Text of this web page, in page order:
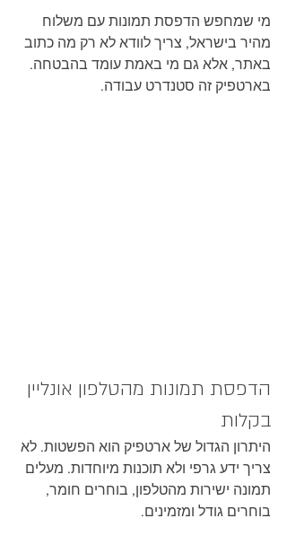
מי שמחפש הדפסת תמונות עם משלוח
מהיר בישראל, צריך לוודא לא רק מה כתוב
באתר, אלא גם מי באמת עומד בהבטחה.
בארטפיק זה סטנדרט עבודה.
הדפסת תמונות מהטלפון אונליין
בקלות
היתרון הגדול של ארטפיק הוא הפשטות. לא
צריך ידע גרפי ולא תוכנות מיוחדות. מעלים
תמונה ישירות מהטלפון, בוחרים חומר,
בוחרים גודל ומזמינים.